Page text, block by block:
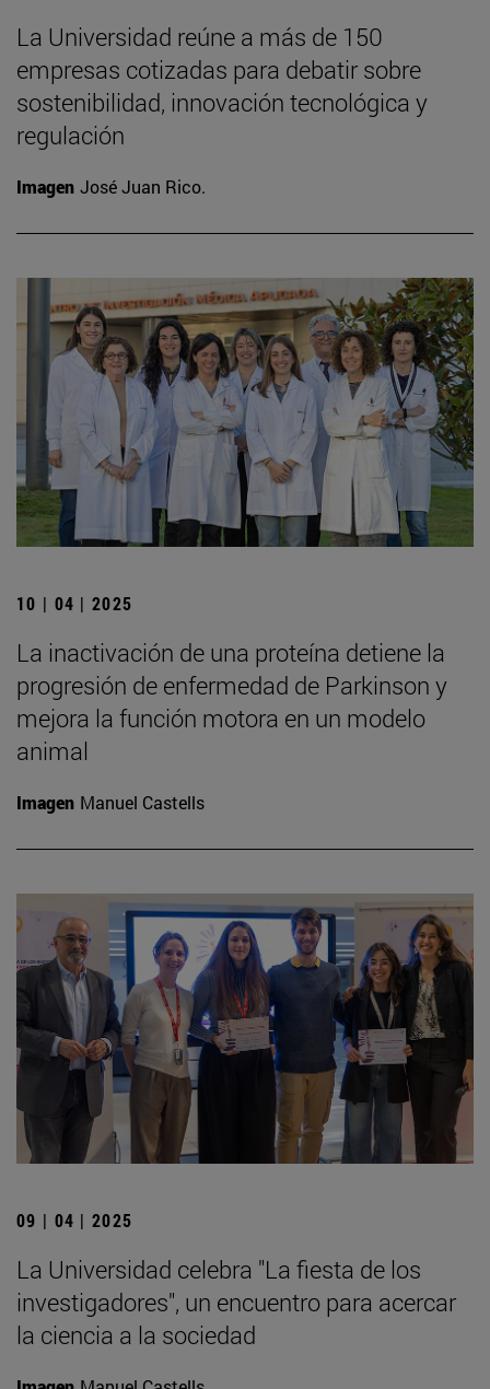
La Universidad reúne a más de 150
empresas cotizadas para debatir sobre
sostenibilidad, innovación tecnológica y
regulación
Imagen José Juan Rico.
10 | 04 | 2025
La inactivación de una proteína detiene la
progresión de enfermedad de Parkinson y
mejora la función motora en un modelo
animal
Imagen Manuel Castells
09 | 04 | 2025
La Universidad celebra "La fiesta de los
investigadores", un encuentro para acercar
la ciencia a la sociedad